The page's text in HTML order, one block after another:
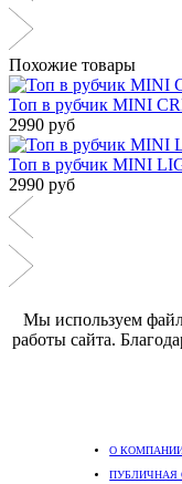
Похожие товары
Топ в рубчик MINI
2990 руб
Топ в рубчик MINI
2990 руб
Мы используем
работы сайта.
О
ПУБЛИЧНАЯ